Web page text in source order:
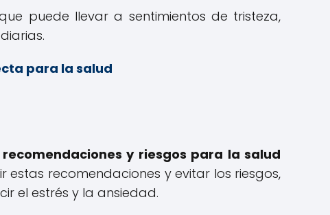
puede llevar a sentimientos de tristeza,
para la salud
y riesgos para la salud
estas recomendaciones y evitar los riesgos,
el estrés y la ansiedad.